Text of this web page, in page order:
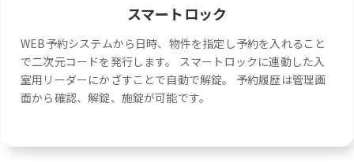
スマートロック
WEB予約システムから日時、物件を指定し予約を入れること
で二次元コードを発行します。 スマートロックに連動した入
室用リーダーにかざすことで自動で解錠。 予約履歴は管理画
面から確認、解錠、施錠が可能です。